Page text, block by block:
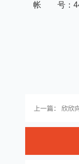
帐 号：
上一篇： 欣欣